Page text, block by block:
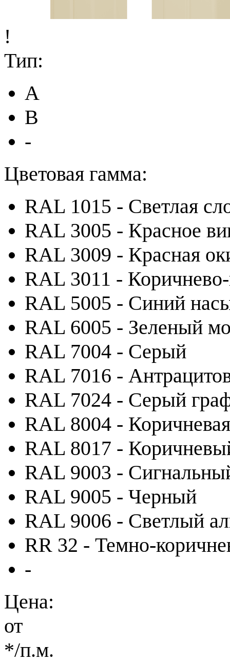
!
Тип:
A
B
-
Цветовая гамма:
RAL 1015 - Светлая
RAL 3005 - Красное
RAL 3009 - Красная
RAL 3011 -
RAL 5005 - Синий
RAL 6005 - Зеленый
RAL 7004 - Серый
RAL 7016 -
RAL 7024 - Серый
RAL 8004 -
RAL 8017 -
RAL 9003 -
RAL 9005 - Черный
RAL 9006 - Светлый
RR 32 - Темно-
-
Цена:
от
*/п.м.